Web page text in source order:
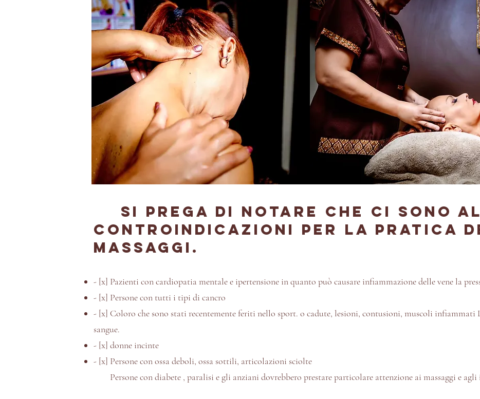
Si prega di notare che ci sono
controindicazioni per la pratica
massaggi.
- [x] Pazienti con cardiopatia mentale e ipertensione in quanto può causare infiammazione delle vene la
- [x] Persone con tutti i tipi di cancro
- [x] Coloro che sono stati recentemente feriti nello sport. o cadute, lesioni, contusioni, muscoli infiammati
sangue.
- [x] donne incinte
- [x] Persone con ossa deboli, ossa sottili, articolazioni sciolte
Persone con diabete , paralisi e gli anziani dovrebbero prestare particolare attenzione ai massaggi e